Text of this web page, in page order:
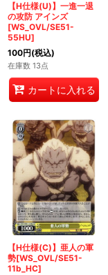
【H仕様(U)】一進一退
の攻防 アインズ
[WS_OVL/SE51-
55HU]
100円(税込)
在庫数 13点
カートに入れる
【H仕様(C)】亜人の軍
勢[WS_OVL/SE51-
11b_HC]